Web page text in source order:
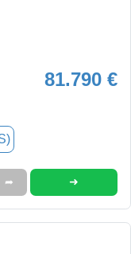
81.790 €
➦ ➜